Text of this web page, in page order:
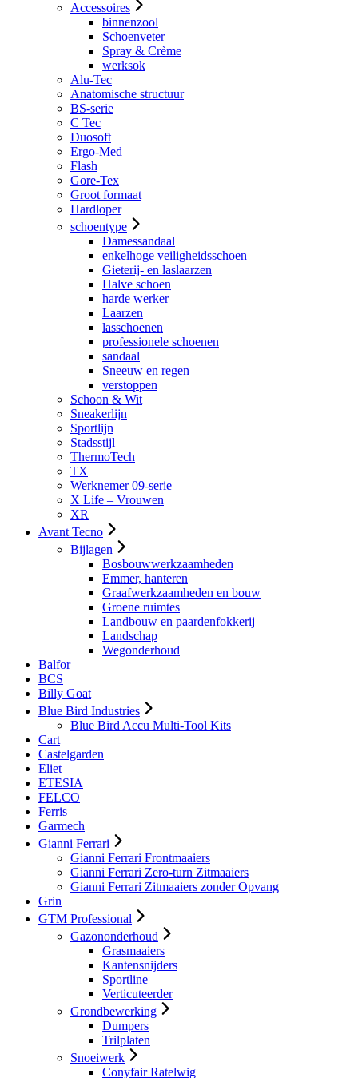
Accessoires
binnenzool
Schoenveter
Spray & Crème
werksok
Alu-Tec
Anatomische structuur
BS-serie
C Tec
Duosoft
Ergo-Med
Flash
Gore-Tex
Groot formaat
Hardloper
schoentype
Damessandaal
enkelhoge veiligheidsschoen
Gieterij- en laslaarzen
Halve schoen
harde werker
Laarzen
lasschoenen
professionele schoenen
sandaal
Sneeuw en regen
verstoppen
Schoon & Wit
Sneakerlijn
Sportlijn
Stadsstijl
ThermoTech
TX
Werknemer 09-serie
X Life – Vrouwen
XR
Avant Tecno
Bijlagen
Bosbouwwerkzaamheden
Emmer, hanteren
Graafwerkzaamheden en bouw
Groene ruimtes
Landbouw en paardenfokkerij
Landschap
Wegonderhoud
Balfor
BCS
Billy Goat
Blue Bird Industries
Blue Bird Accu Multi-Tool Kits
Cart
Castelgarden
Eliet
ETESIA
FELCO
Ferris
Garmech
Gianni Ferrari
Gianni Ferrari Frontmaaiers
Gianni Ferrari Zero-turn Zitmaaiers
Gianni Ferrari Zitmaaiers zonder Opvang
Grin
GTM Professional
Gazononderhoud
Grasmaaiers
Kantensnijders
Sportline
Verticuteerder
Grondbewerking
Dumpers
Trilplaten
Snoeiwerk
Conyfair Ratelwig